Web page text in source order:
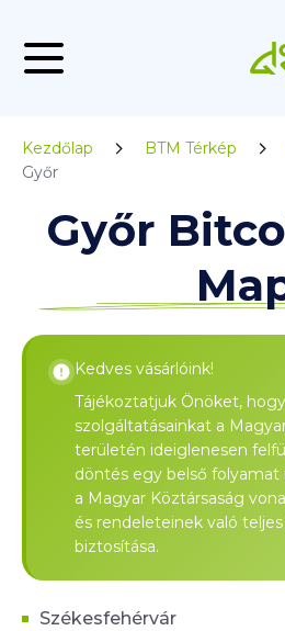
Kezdőlap BTM Térkép
Győr
Győr
Kedves vásárlóink!
Tájékoztatjuk Önöket,
szolgáltatásainkat a
területén ideiglenesen
döntés egy belső folyamat
a Magyar Köztársaság
és rendeleteinek való
biztosítása.
Székesfehérvár